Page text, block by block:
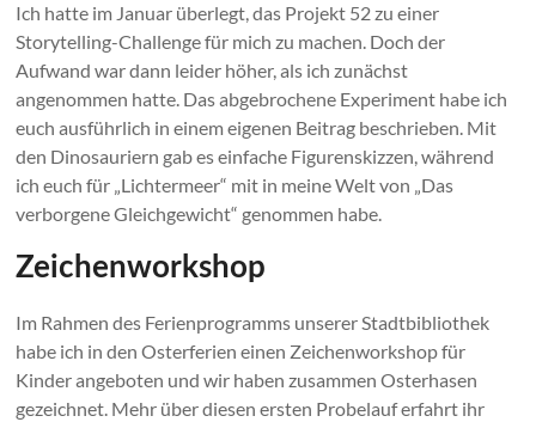
Ich hatte im Januar überlegt, das Projekt 52 zu einer
Storytelling-Challenge für mich zu machen. Doch der
Aufwand war dann leider höher, als ich zunächst
angenommen hatte. Das abgebrochene Experiment habe ich
euch ausführlich in einem eigenen Beitrag beschrieben. Mit
den Dinosauriern gab es einfache Figurenskizzen, während
ich euch für „Lichtermeer“ mit in meine Welt von „Das
verborgene Gleichgewicht“ genommen habe.
Zeichenworkshop
Im Rahmen des Ferienprogramms unserer Stadtbibliothek
habe ich in den Osterferien einen Zeichenworkshop für
Kinder angeboten und wir haben zusammen Osterhasen
gezeichnet. Mehr über diesen ersten Probelauf erfahrt ihr